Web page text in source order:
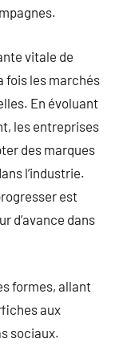
vitale de
fois les marchés
En évoluant
les entreprises
des marques
l’industrie.
est
d’avance dans
formes, allant
aux
sociaux.